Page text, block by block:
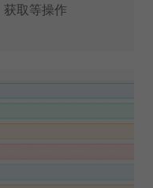
取等操作